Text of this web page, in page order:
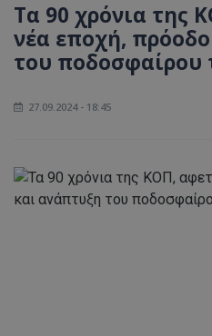
Τα 90 χρόνια της
νέα εποχή,
του ποδοσφαίρου
27.09.2024 - 18:45